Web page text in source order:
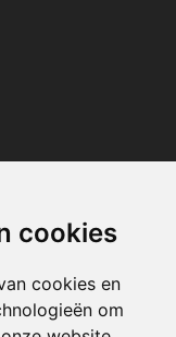
cookies
cookies en
om